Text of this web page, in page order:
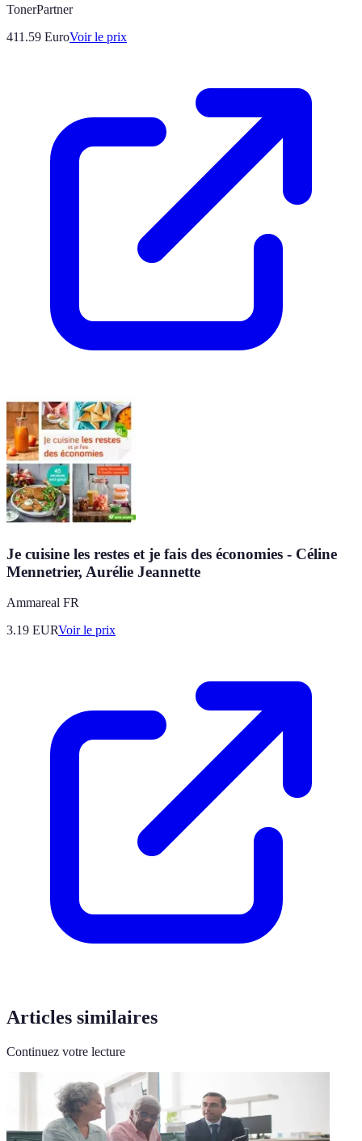
TonerPartner
411.59 EuroVoir le prix
Je cuisine les restes et je fais des économies - Céline
Mennetrier, Aurélie Jeannette
Ammareal FR
3.19 EURVoir le prix
Articles similaires
Continuez votre lecture